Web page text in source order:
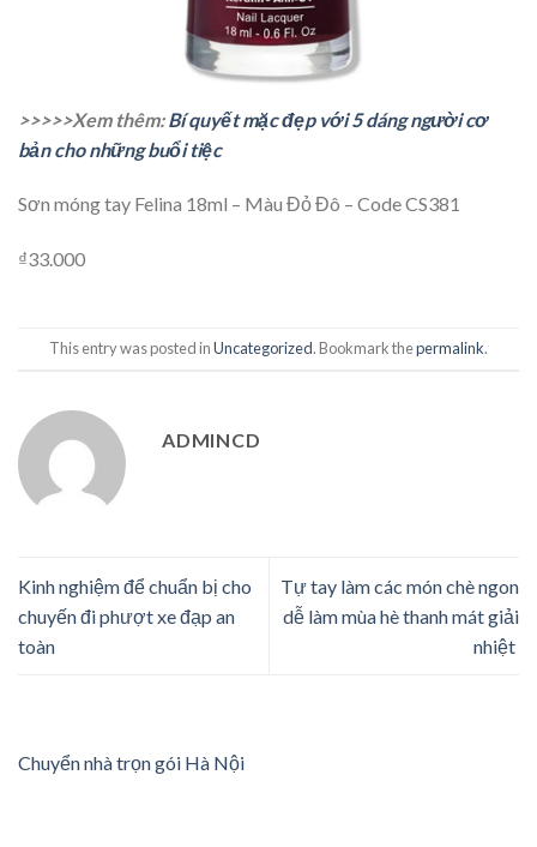
>>>>>Xem thêm:Bí quyết mặc đẹp với 5 dáng người cơ
bản cho những buổi tiệc
Sơn móng tay Felina 18ml – Màu Đỏ Đô – Code CS381
₫33.000
This entry was posted inUncategorized. Bookmark thepermalink.
ADMINCD
Kinh nghiệm để chuẩn bị cho
chuyến đi phượt xe đạp an
toàn
Tự tay làm các món chè ngon
dễ làm mùa hè thanh mát giải
nhiệt
Chuyển nhà trọn gói Hà Nội